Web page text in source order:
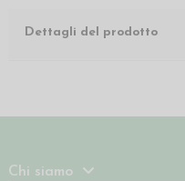
Dettagli del prodotto
Chi siamo